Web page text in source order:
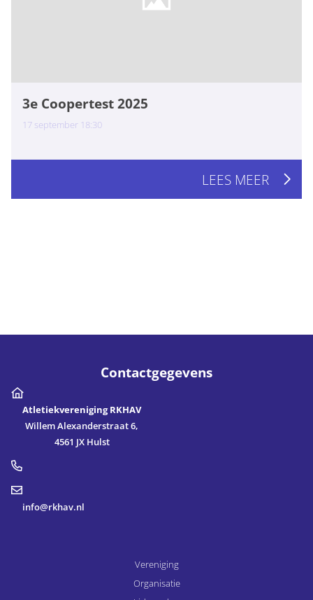
3e Coopertest 2025
17 september 18:30
LEES MEER
Contactgegevens
Atletiekvereniging RKHAV
Willem Alexanderstraat 6,
4561 JX Hulst
info@rkhav.nl
Vereniging
Organisatie